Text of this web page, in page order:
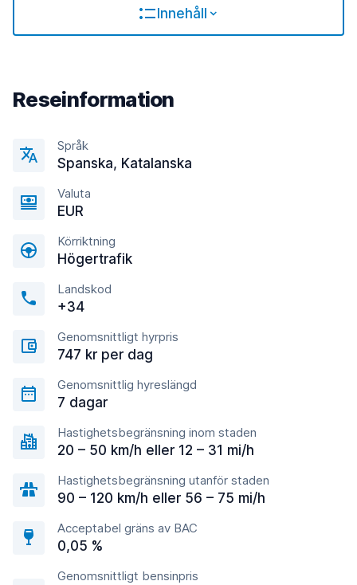
Innehåll
Reseinformation
Språk
Spanska, Katalanska
Valuta
EUR
Körriktning
Högertrafik
Landskod
+34
Genomsnittligt hyrpris
747 kr per dag
Genomsnittlig hyreslängd
7 dagar
Hastighetsbegränsning inom staden
20 – 50 km/h eller 12 – 31 mi/h
Hastighetsbegränsning utanför staden
90 – 120 km/h eller 56 – 75 mi/h
Acceptabel gräns av BAC
0,05 %
Genomsnittligt bensinpris